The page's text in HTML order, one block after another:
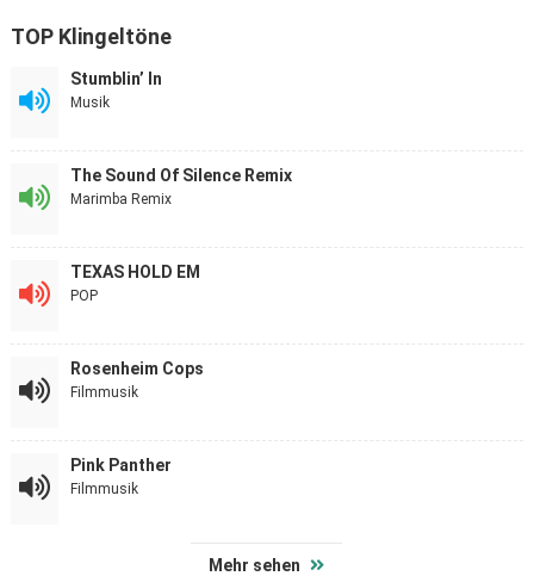
TOP Klingeltöne
Stumblin’ In
Musik
The Sound Of Silence Remix
Marimba Remix
TEXAS HOLD EM
POP
Rosenheim Cops
Filmmusik
Pink Panther
Filmmusik
Mehr sehen